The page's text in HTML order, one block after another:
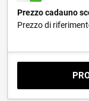
Prezzo cadauno
Prezzo di